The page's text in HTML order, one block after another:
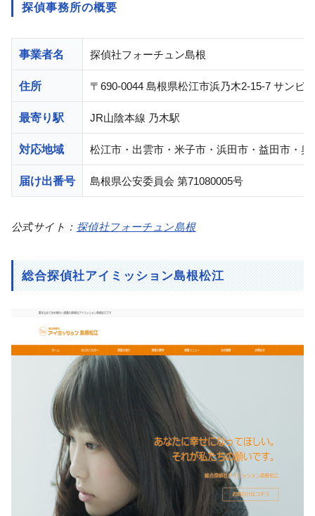
探偵事務所の概要
事業者名 探偵社フォーチュン島根
住所 〒690-0044 島根県松江市浜乃木2-15-7 サンビ
最寄り駅 JR山陰本線 乃木駅
対応地域 松江市・出雲市・米子市・浜田市・益田市・
届け出番号 島根県公安委員会 第71080005号
公式サイト： 探偵社フォーチュン島根
総合探偵社アイミッション島根松江